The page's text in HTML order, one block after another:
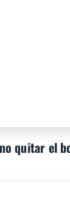
quitar el